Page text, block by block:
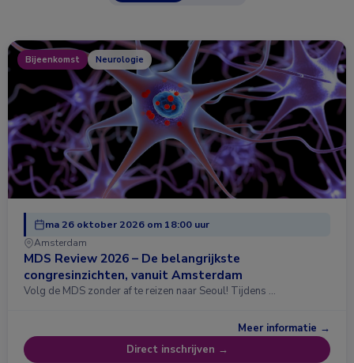
Bijeenkomst Neurologie
ma 26 oktober 2026 om 18:00 uur
Amsterdam
MDS Review 2026 – De belangrijkste
congresinzichten, vanuit Amsterdam
Volg de MDS zonder af te reizen naar Seoul! Tijdens …
Meer informatie →
Direct inschrijven →